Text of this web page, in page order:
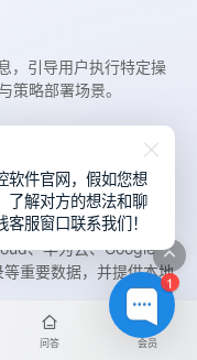
，引导用户执行特定操
策略部署场景。
接速度，隐藏真实IP。
数据泄露，保障用户隐
、华为云、Google
重要数据，并提供本地
采集的相册照片与视频
问答 会员
1
软件官网，假如您想
了解对方的想法和聊
服窗口联系我们！